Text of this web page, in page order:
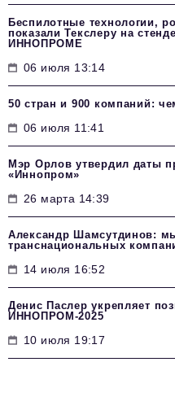
Беспилотные технологии,
показали Текслеру на
ИННОПРОМЕ
06 июля 13:14
50 стран и 900 компаний:
06 июля 11:41
Мэр Орлов утвердил даты
«Иннопром»
26 марта 14:39
Александр Шамсутдинов:
транснациональных
14 июля 16:52
Денис Паслер укрепляет
ИННОПРОМ-2025
10 июля 19:17